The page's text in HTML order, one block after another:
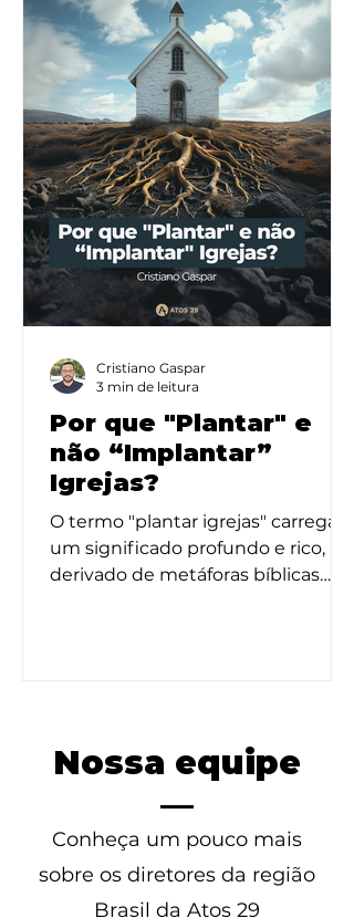
Por que "Plantar" e
não “Implantar”
Igrejas?
O termo "plantar igrejas" carrega
um significado profundo e rico,
derivado de metáforas bíblicas
Cristiano Gaspar
3 min de leitura
Nossa equipe
Conheça um pouco mais
sobre os diretores da região
Brasil da Atos 29